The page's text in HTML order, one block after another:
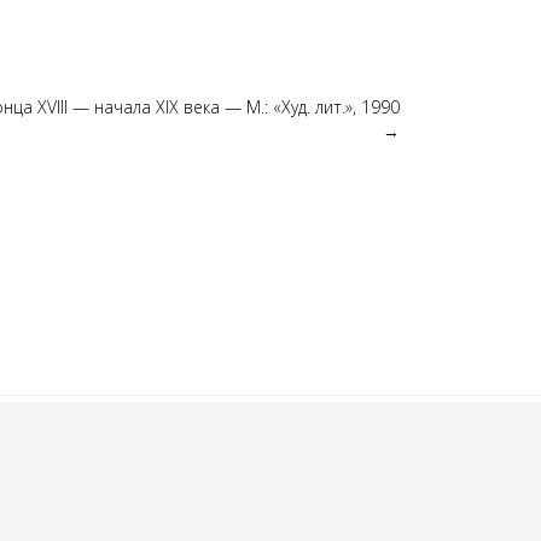
XVIII — начала XIX века — М.: «Худ. лит.», 1990
→